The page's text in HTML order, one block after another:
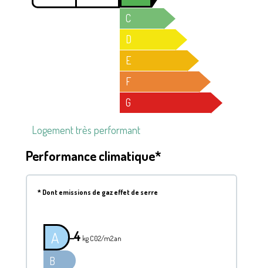
C
D
E
F
G
Logement très performant
Performance climatique*
*Dont emissions de gaz effet de serre
A ━4 kg C02/m2.an
B